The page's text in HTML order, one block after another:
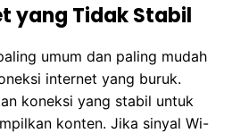
yang Tidak Stabil
umum dan paling mudah
internet yang buruk.
koneksi yang stabil untuk
konten. Jika sinyal Wi-